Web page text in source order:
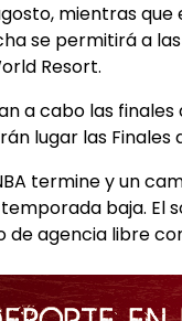
mientras
se permitirá a
Resort.
a cabo las
lugar las Finales
termine y un
baja. El
agencia libre